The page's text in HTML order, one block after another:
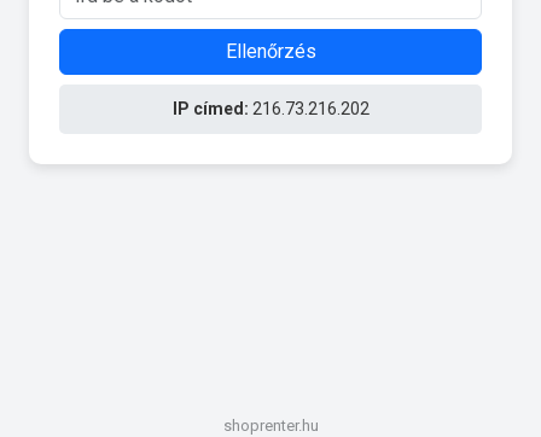
Ellenőrzés
IP címed: 216.73.216.202
shoprenter.hu